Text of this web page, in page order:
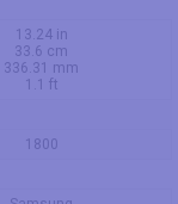
13.24 in
33.6 cm
336.31 mm
1.1 ft
1800